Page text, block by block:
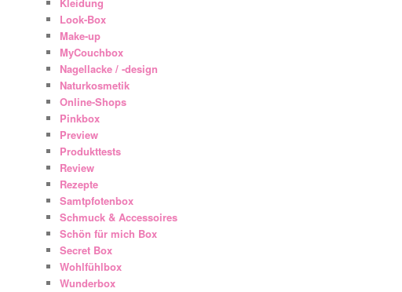
Look-Box
Make-up
MyCouchbox
Nagellacke / -design
Naturkosmetik
Online-Shops
Pinkbox
Preview
Produkttests
Review
Rezepte
Samtpfotenbox
Schmuck & Accessoires
Schön für mich Box
Secret Box
Wohlfühlbox
Wunderbox